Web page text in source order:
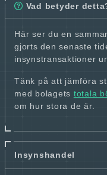
Vad betyder
Här ser du en
gjorts den senaste
insynstransaktioner
Tänk på att jämföra
med bolagets totala
om hur stora de är.
Insynshandel